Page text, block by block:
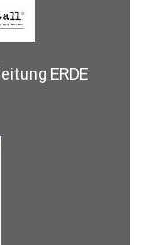
ERDE